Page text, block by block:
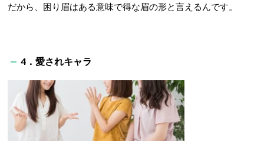
だから、困り眉はある意味で得な眉の形と言えるんです。
4．愛されキャラ